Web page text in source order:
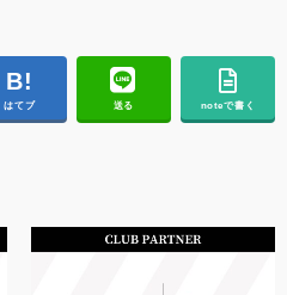
はてブ 送る noteで書く